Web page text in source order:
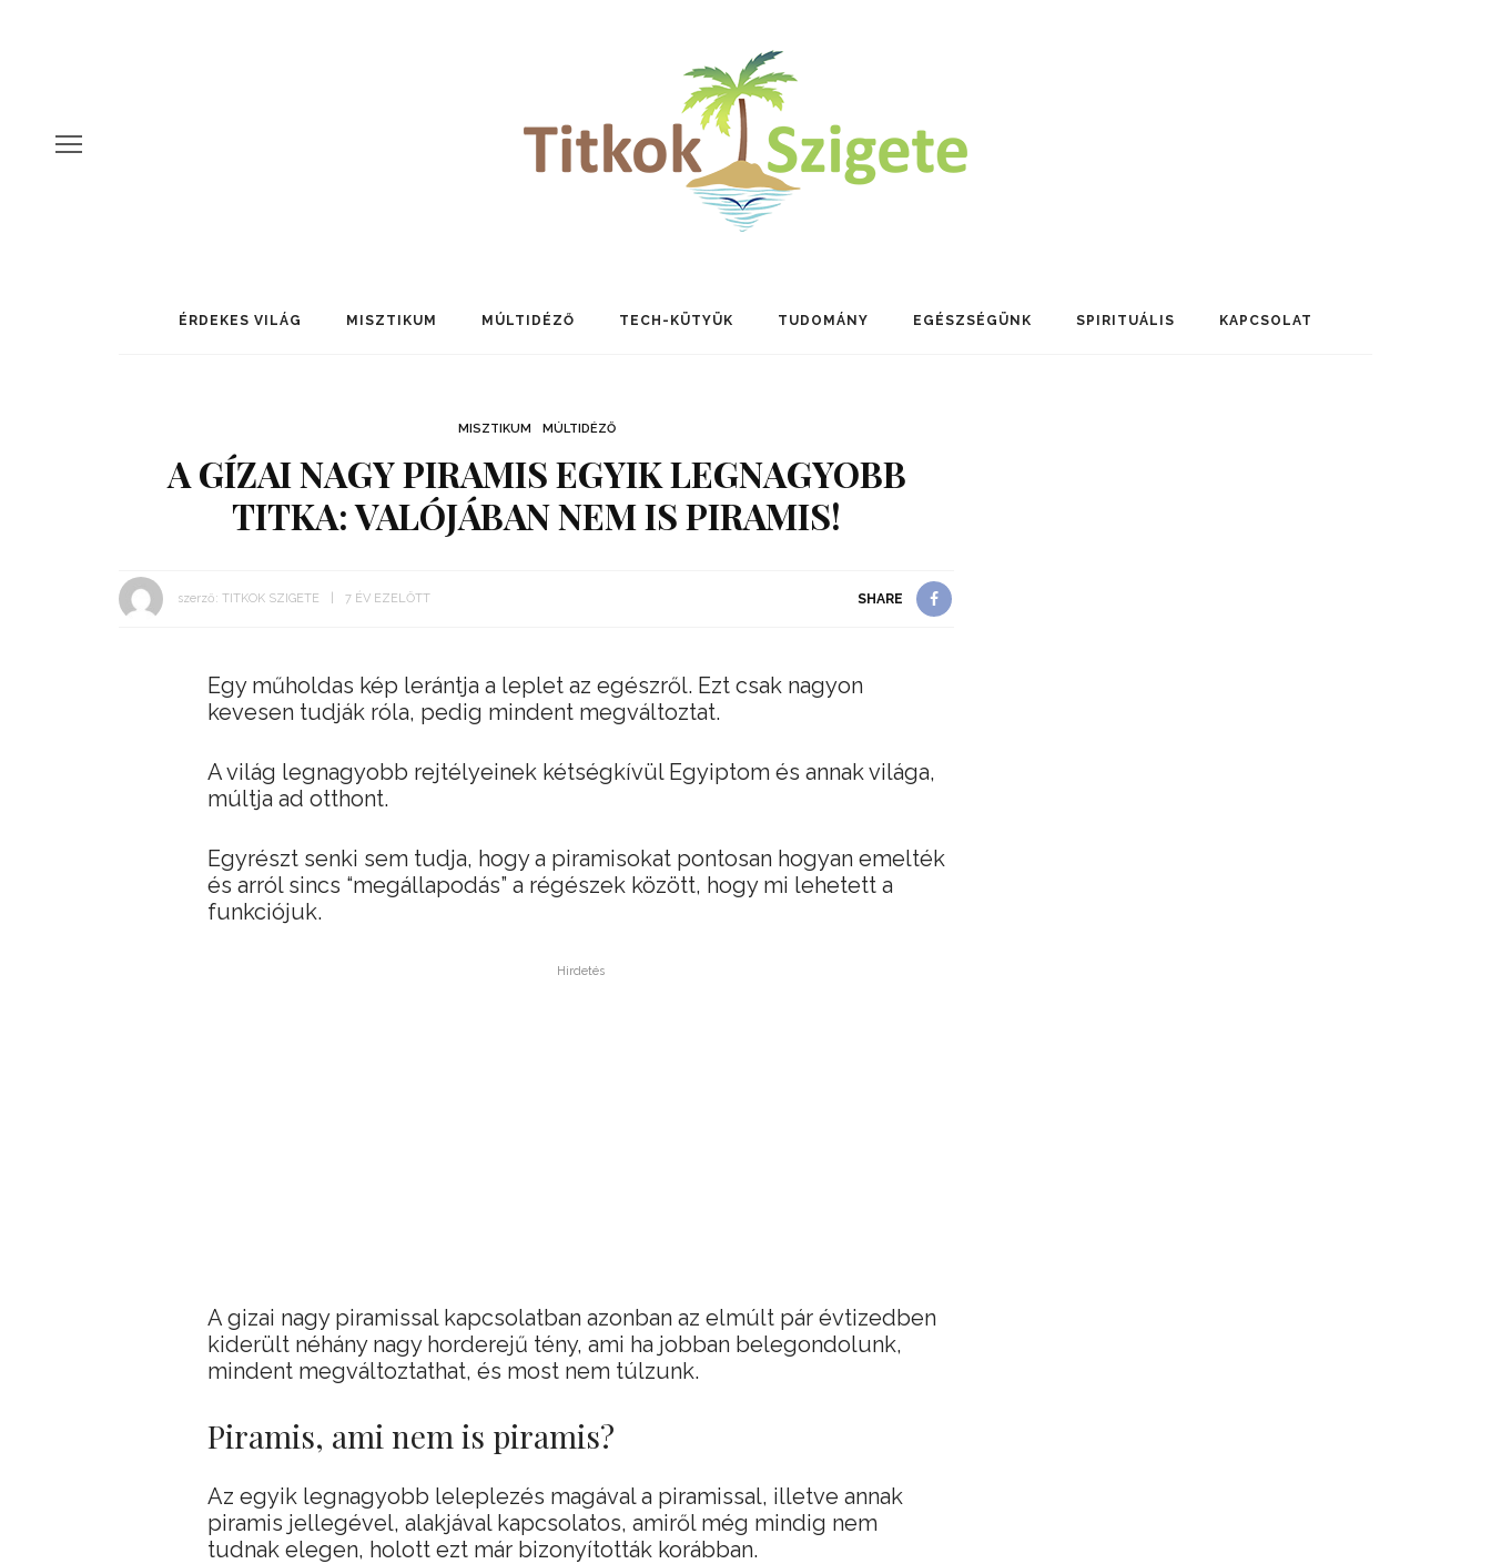
ÉRDEKES VILÁG MISZTIKUM MÚLTIDÉZŐ TECH-KÜTYÜK TUDOMÁNY EGÉSZSÉGÜNK SPIRITUÁLIS KAPCSOLAT
MISZTIKUM MÚLTIDÉZŐ
A GÍZAI NAGY PIRAMIS EGYIK LEGNAGYOBB
TITKA: VALÓJÁBAN NEM IS PIRAMIS!
szerző: TITKOK SZIGETE 7 ÉV EZELŐTT SHARE
Egy műholdas kép lerántja a leplet az egészről. Ezt csak nagyon
kevesen tudják róla, pedig mindent megváltoztat.
A világ legnagyobb rejtélyeinek kétségkívül Egyiptom és annak világa,
múltja ad otthont.
Egyrészt senki sem tudja, hogy a piramisokat pontosan hogyan emelték
és arról sincs “megállapodás” a régészek között, hogy mi lehetett a
funkciójuk.
Hirdetés
A gizai nagy piramissal kapcsolatban azonban az elmúlt pár évtizedben
kiderült néhány nagy horderejű tény, ami ha jobban belegondolunk,
mindent megváltoztathat, és most nem túlzunk.
Piramis, ami nem is piramis?
Az egyik legnagyobb leleplezés magával a piramissal, illetve annak
piramis jellegével, alakjával kapcsolatos, amiről még mindig nem
tudnak elegen, holott ezt már bizonyították korábban.